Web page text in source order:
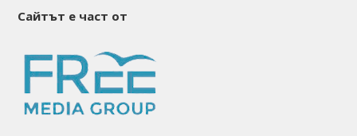
Сайтът е част от